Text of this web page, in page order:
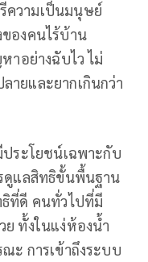
ความเป็นมนุษย์
องคนไร้บ้าน
าอย่างฉับไว ไม่
ยและยากเกินกว่า
ประโยชน์เฉพาะกับ
ดูแลสิทธิขั้นพื้นฐาน
ที่ดี คนทั่วไปที่มี
ทั้งในแง่ห้องน้ำ
ะ การเข้าถึงระบบ